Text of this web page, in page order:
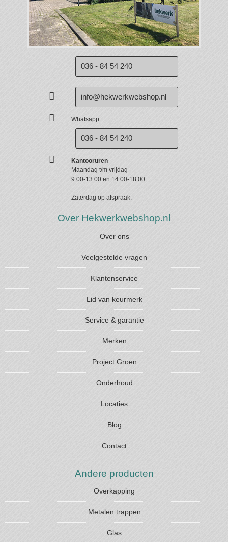
036 - 84 54 240
info@hekwerkwebshop.nl
Whatsapp:
036 - 84 54 240
Kantooruren
Maandag t/m vrijdag
9:00-13:00 en 14:00-18:00
Zaterdag op afspraak.
Over Hekwerkwebshop.nl
Over ons
Veelgestelde vragen
Klantenservice
Lid van keurmerk
Service & garantie
Merken
Project Groen
Onderhoud
Locaties
Blog
Contact
Andere producten
Overkapping
Metalen trappen
Glas